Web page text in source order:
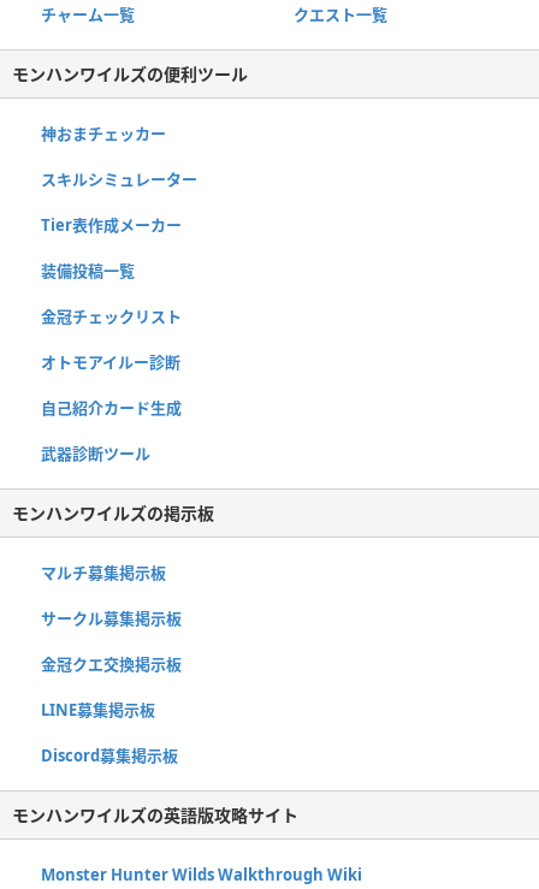
チャーム一覧 クエスト一覧
モンハンワイルズの便利ツール
神おまチェッカー
スキルシミュレーター
Tier表作成メーカー
装備投稿一覧
金冠チェックリスト
オトモアイルー診断
自己紹介カード生成
武器診断ツール
モンハンワイルズの掲示板
マルチ募集掲示板
サークル募集掲示板
金冠クエ交換掲示板
LINE募集掲示板
Discord募集掲示板
モンハンワイルズの英語版攻略サイト
Monster Hunter Wilds Walkthrough Wiki